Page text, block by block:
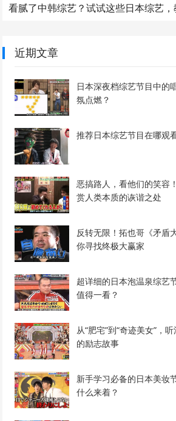
看腻了中韩综艺？试试这些日本综艺
近期文章
日本深夜档综艺节目中的
氛点燃？
推荐日本综艺节目在哪观
恶搞路人，看他们的笑容
赏人类本质的诙谐之处
反转无限！拓也哥《矛盾
你寻找终极大赢家
超详细的日本泡温泉综艺
值得一看？
从“肥宅”到“奇迹美女”，
的励志故事
新手学习必备的日本美妆
什么来着？